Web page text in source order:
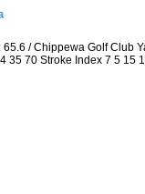
/ Chippewa Golf Club
35 70 Stroke Index 7 5 15